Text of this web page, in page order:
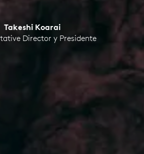
Takeshi Koarai
Director y Presidente